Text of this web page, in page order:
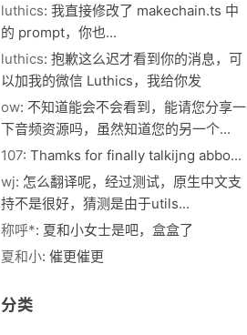
luthics: 我直接修改了 makechain.ts 中
的 prompt，你也...
luthics: 抱歉这么迟才看到你的消息，可
以加我的微信 Luthics，我给你发
ow: 不知道能会不会看到，能请您分享一
下音频资源吗，虽然知道您的另一个...
107: Thamks for finally talkijng abbo...
wj: 怎么翻译呢，经过测试，原生中文支
持不是很好，猜测是由于utils...
称呼*: 夏和小女士是吧，盒盒了
夏和小: 催更催更
分类